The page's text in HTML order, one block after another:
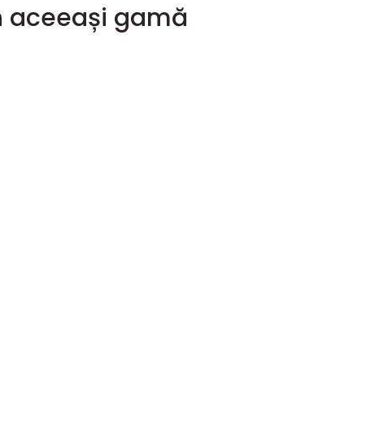
aceeași gamă